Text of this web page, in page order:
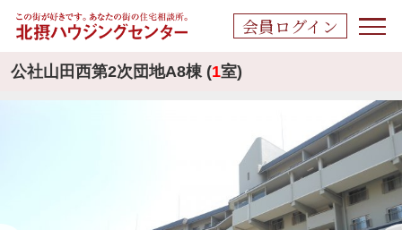
会員ログイン
公社山田西第2次団地A8棟 (1室)